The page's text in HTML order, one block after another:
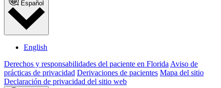
Español
English
Derechos y responsabilidades del paciente en Florida Aviso de
prácticas de privacidad Derivaciones de pacientes Mapa del sitio
Declaración de privacidad del sitio web